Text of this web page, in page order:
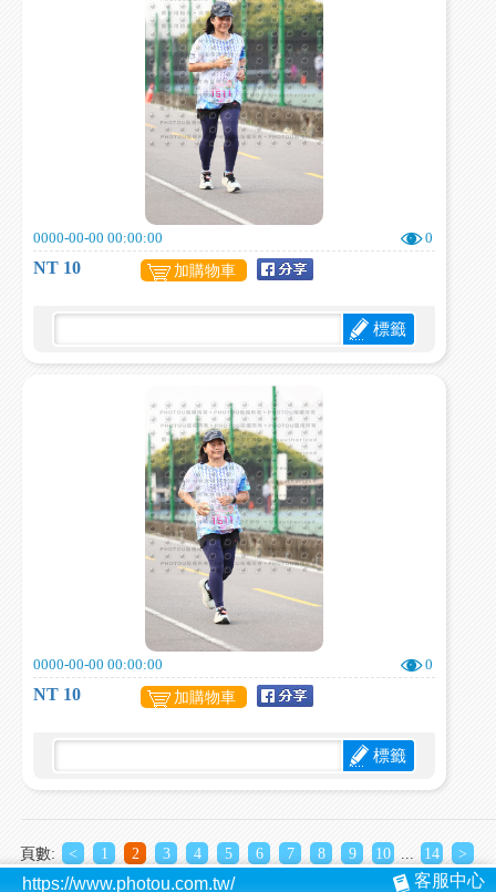
0000-00-00 00:00:00 0
NT 10 加購物車
標籤
0000-00-00 00:00:00 0
NT 10 加購物車
標籤
頁數: < 1 2 3 4 5 6 7 8 9 10 14 >
https://www.photou.com.tw/ 客服中心